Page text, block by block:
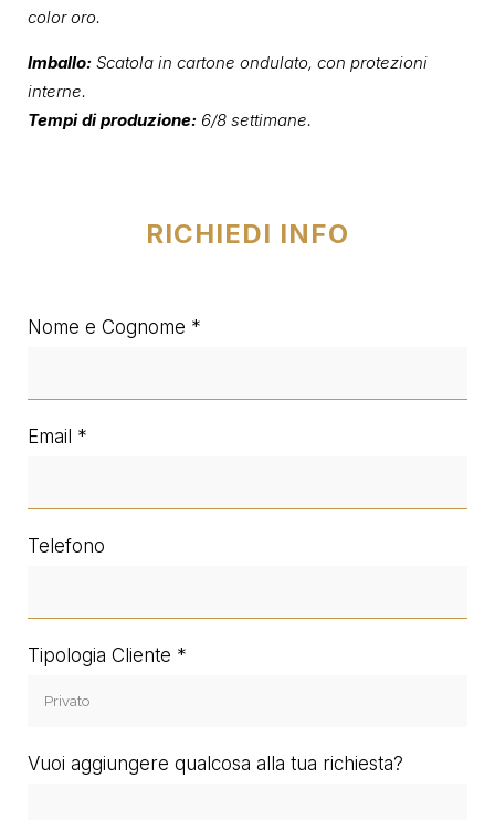
color oro.
Imballo: Scatola in cartone ondulato, con protezioni
interne.
Tempi di produzione: 6/8 settimane.
RICHIEDI INFO
Nome e Cognome
Email
Telefono
Tipologia Cliente
Vuoi aggiungere qualcosa alla tua richiesta?